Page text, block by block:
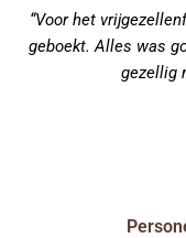
“Voor het
geboekt. Alles was
gezellig